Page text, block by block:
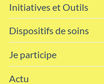
Initiatives et Outils
Dispositifs de soins
Je participe
Actu